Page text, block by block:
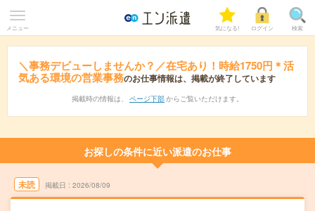
メニュー 気になる! ログイン 検索
＼事務デビューしませんか？／在宅あり！時給1750円＊活
気ある環境の営業事務のお仕事情報は、掲載が終了しています
掲載時の情報は、 ページ下部 からご覧いただけます。
お探しの条件に近い派遣のお仕事
未読 掲載日 2026/08/09